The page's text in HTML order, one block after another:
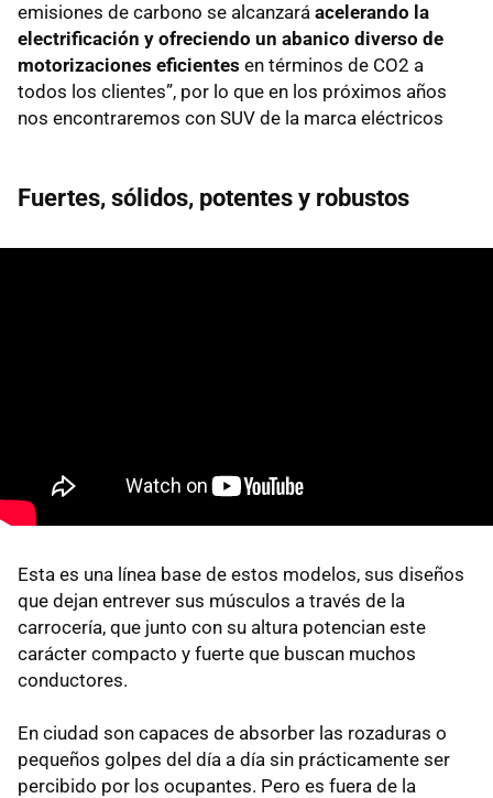
emisiones de carbono se alcanzará acelerando la
electrificación y ofreciendo un abanico diverso de
motorizaciones eficientes en términos de CO2 a
todos los clientes”, por lo que en los próximos años
nos encontraremos con SUV de la marca eléctricos
Fuertes, sólidos, potentes y robustos
Esta es una línea base de estos modelos, sus diseños
que dejan entrever sus músculos a través de la
carrocería, que junto con su altura potencian este
carácter compacto y fuerte que buscan muchos
conductores.
En ciudad son capaces de absorber las rozaduras o
pequeños golpes del día a día sin prácticamente ser
percibido por los ocupantes. Pero es fuera de la